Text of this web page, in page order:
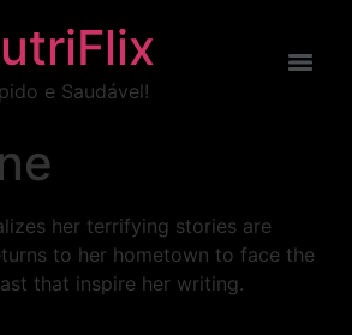
e Saudável!
her terrifying stories are
to her hometown to face the
that inspire her writing.